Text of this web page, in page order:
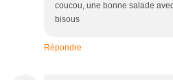
coucou, une bonne salade
bisous
Répondre